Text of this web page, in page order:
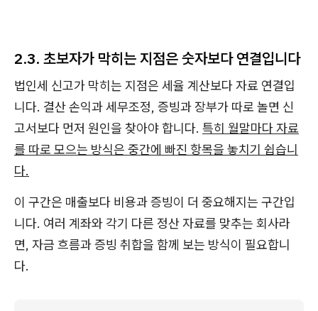
2.3. 초보자가 막히는 지점은 숫자보다 연결입니다
법인세 신고가 막히는 지점은 세율 계산보다 자료 연결입
니다. 결산 손익과 세무조정, 증빙과 장부가 따로 놀면 신
고서보다 먼저 원인을 찾아야 합니다. 특히 월말마다 자료
를 따로 모으는 방식은 중간에 빠진 항목을 놓치기 쉽습니
다.
이 구간은 매출보다 비용과 증빙이 더 중요해지는 구간입
니다. 여러 계좌와 각기 다른 정산 자료를 맞추는 회사라
면, 자금 흐름과 증빙 취합을 함께 보는 방식이 필요합니
다.